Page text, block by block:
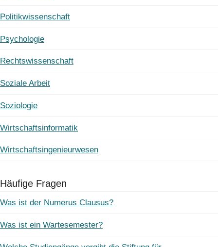
Politikwissenschaft
Psychologie
Rechtswissenschaft
Soziale Arbeit
Soziologie
Wirtschaftsinformatik
Wirtschaftsingenieurwesen
Häufige Fragen
Was ist der Numerus Clausus?
Was ist ein Wartesemester?